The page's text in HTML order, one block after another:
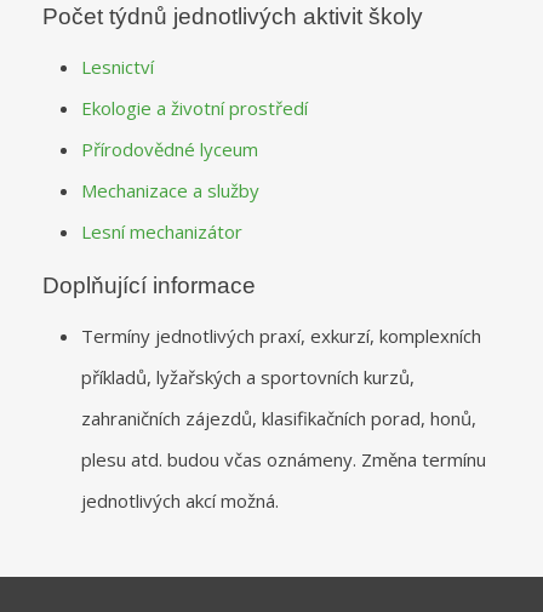
Počet týdnů jednotlivých aktivit školy
Lesnictví
Ekologie a životní prostředí
Přírodovědné lyceum
Mechanizace a služby
Lesní mechanizátor
Doplňující informace
Termíny jednotlivých praxí, exkurzí, komplexních
příkladů, lyžařských a sportovních kurzů,
zahraničních zájezdů, klasifikačních porad, honů,
plesu atd. budou včas oznámeny. Změna termínu
jednotlivých akcí možná.